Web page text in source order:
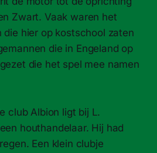
Zwart. Vaak waren het
die hier op kostschool zaten
die in Engeland op
die het spel mee namen
club Albion ligt bij L.
houthandelaar. Hij had
Een klein clubje